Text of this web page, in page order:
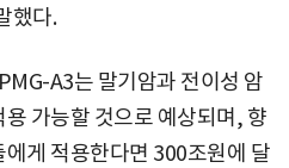
했다.
A3는 말기암과 전이성 암
가능할 것으로 예상되며, 향
게 적용한다면 300조원에 달